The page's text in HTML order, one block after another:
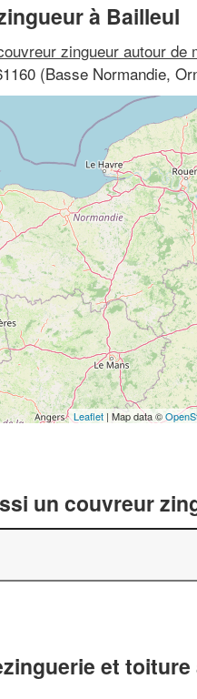
à Bailleul
zingueur autour de
(Basse Normandie,
Leaflet | Map data ©
un couvreur
et toiture